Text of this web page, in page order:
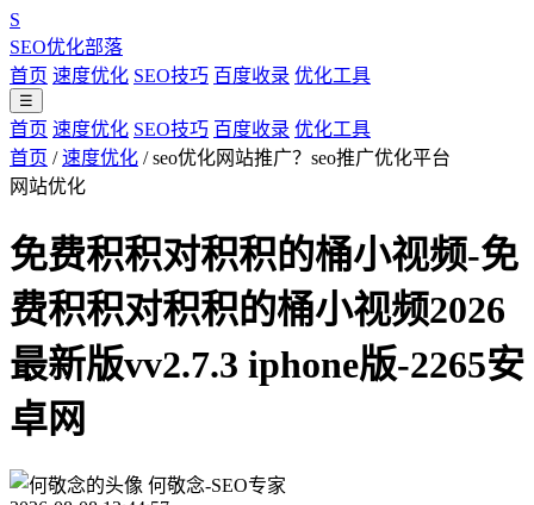
S
SEO优化部落
首页 速度优化 SEO技巧 百度收录 优化工具
☰
首页 速度优化 SEO技巧 百度收录 优化工具
首页 / 速度优化 / seo优化网站推广？seo推广优化平台
网站优化
免费积积对积积的桶小视频-免
费积积对积积的桶小视频2026
最新版vv2.7.3 iphone版-2265安
卓网
何敬念-SEO专家